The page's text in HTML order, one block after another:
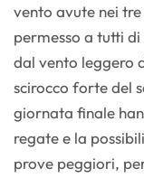
vento avute nei
permesso a tutti
dal vento leggero
scirocco forte del
giornata finale
regate e la
prove peggiori,